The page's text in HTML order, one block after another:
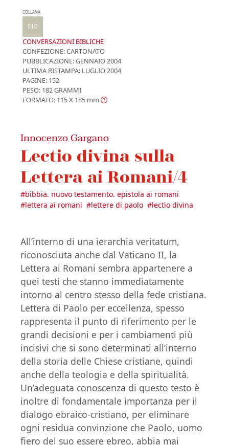
COLLANA
S10
CONVERSAZIONI BIBLICHE
CONFEZIONE:CARTONATO
PUBBLICAZIONE:GENNAIO 2004
ULTIMA RISTAMPA: LUGLIO 2004
PAGINE: 152
PESO: 182 GRAMMI
FORMATO: 115 X 185 mm
Innocenzo Gargano
Lectio divina sulla
Lettera ai Romani/4
#bibbia. nuovo testamento. epistola ai romani
#lettera ai romani #lettere di paolo #lectio divina
All’interno di una ierarchia veritatum,
riconosciuta anche dal Vaticano II, la
Lettera ai Romani sembra appartenere a
quei testi che stanno immediatamente
intorno al centro stesso della fede cristiana.
Lettera di Paolo per eccellenza, spesso
rappresenta il punto di riferimento per le
grandi decisioni e per i cambiamenti più
incisivi che si sono determinati all’interno
della storia delle Chiese cristiane, quindi
anche della teologia e della spiritualità.
Un’adeguata conoscenza di questo testo è
inoltre di fondamentale importanza per il
dialogo ebraico-cristiano, per eliminare
ogni residua convinzione che Paolo, uomo
fiero del suo essere ebreo, abbia mai